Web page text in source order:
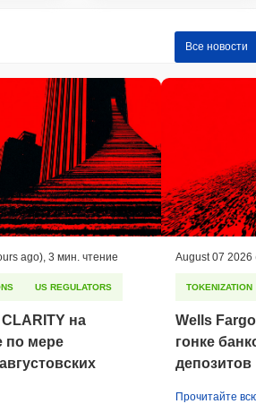
время торгуется на
ниже
по сравнению с более
рынком?
SolidCash вырос на6.52%, опережая
рынок который показал рост на
0.14%.
производительность ценового
более широкого рыночного
Все новости
ago) 3 мин. чтение
US REGULATORS
на
по мере
August 07 2026
TOKENIZATION
Wells
гонке
депозитов
Прочитайте